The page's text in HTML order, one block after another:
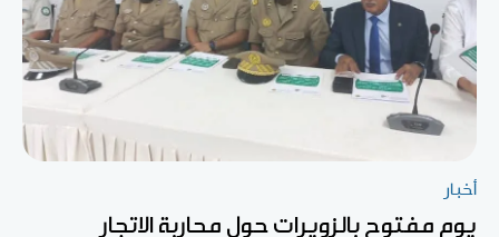
أخبار
يوم مفتوح بالزويرات حول محاربة الاتجار